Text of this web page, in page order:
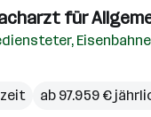
für
ab 97.959 €